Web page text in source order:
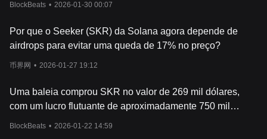
BlockBeats • 2026-01-30 00:07
Por que o Seeker (SKR) da Solana agora depende de
airdrops para evitar uma queda de 17% no preço?
币界网 • 2026-01-27 19:12
Uma baleia comprou SKR no valor de 269 mil dólares,
com um lucro flutuante de aproximadamente 750 mil
BlockBeats • 2026-01-22 14:59